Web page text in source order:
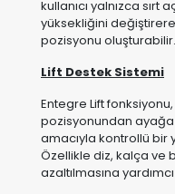
Entegre Lift fonksiyonu,
pozisyonundan ayağa
Özellikle diz, kalça ve
Geniş Oturum
ARES modelinin en
geniş oturum alanıdır.